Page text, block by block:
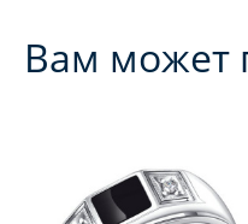
Вам может